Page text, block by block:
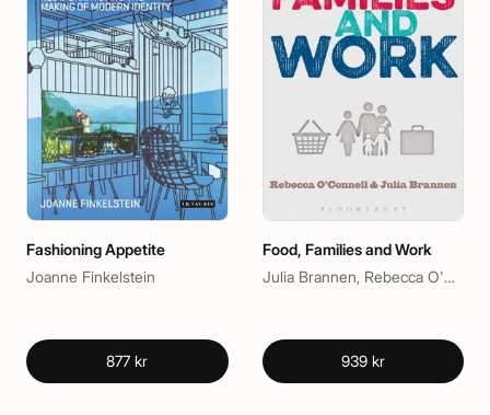
Fashioning Appetite
Joanne Finkelstein
877 kr
Food, Families and Work
Julia Brannen, Rebecca O'Connell
939 kr